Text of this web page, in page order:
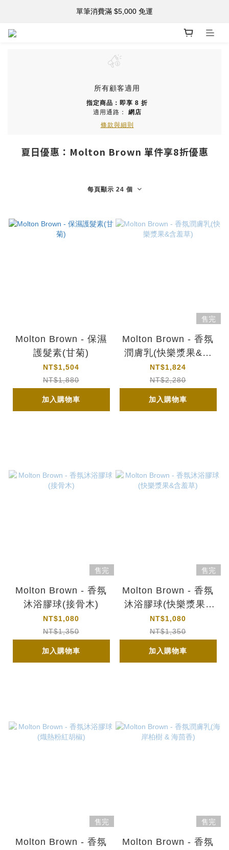
註冊新會員 享購物金$500！
單筆消費滿 $5,000 免運
所有顧客適用
指定商品：即享 8 折
適用通路： 網店
條款與細則
夏日優惠：Molton Brown 單件享8折優惠
每頁顯示 24 個
Molton Brown - 保濕
護髮素(甘菊)
NT$1,504
NT$1,880
加入購物車
售完
Molton Brown - 香氛
潤膚乳(快樂漿果&含
羞草)
NT$1,824
NT$2,280
加入購物車
售完
Molton Brown - 香氛
沐浴膠球(接骨木)
NT$1,080
NT$1,350
加入購物車
售完
Molton Brown - 香氛
沐浴膠球(快樂漿果&
含羞草)
NT$1,080
NT$1,350
加入購物車
售完
Molton Brown - 香氛
售完
Molton Brown - 香氛